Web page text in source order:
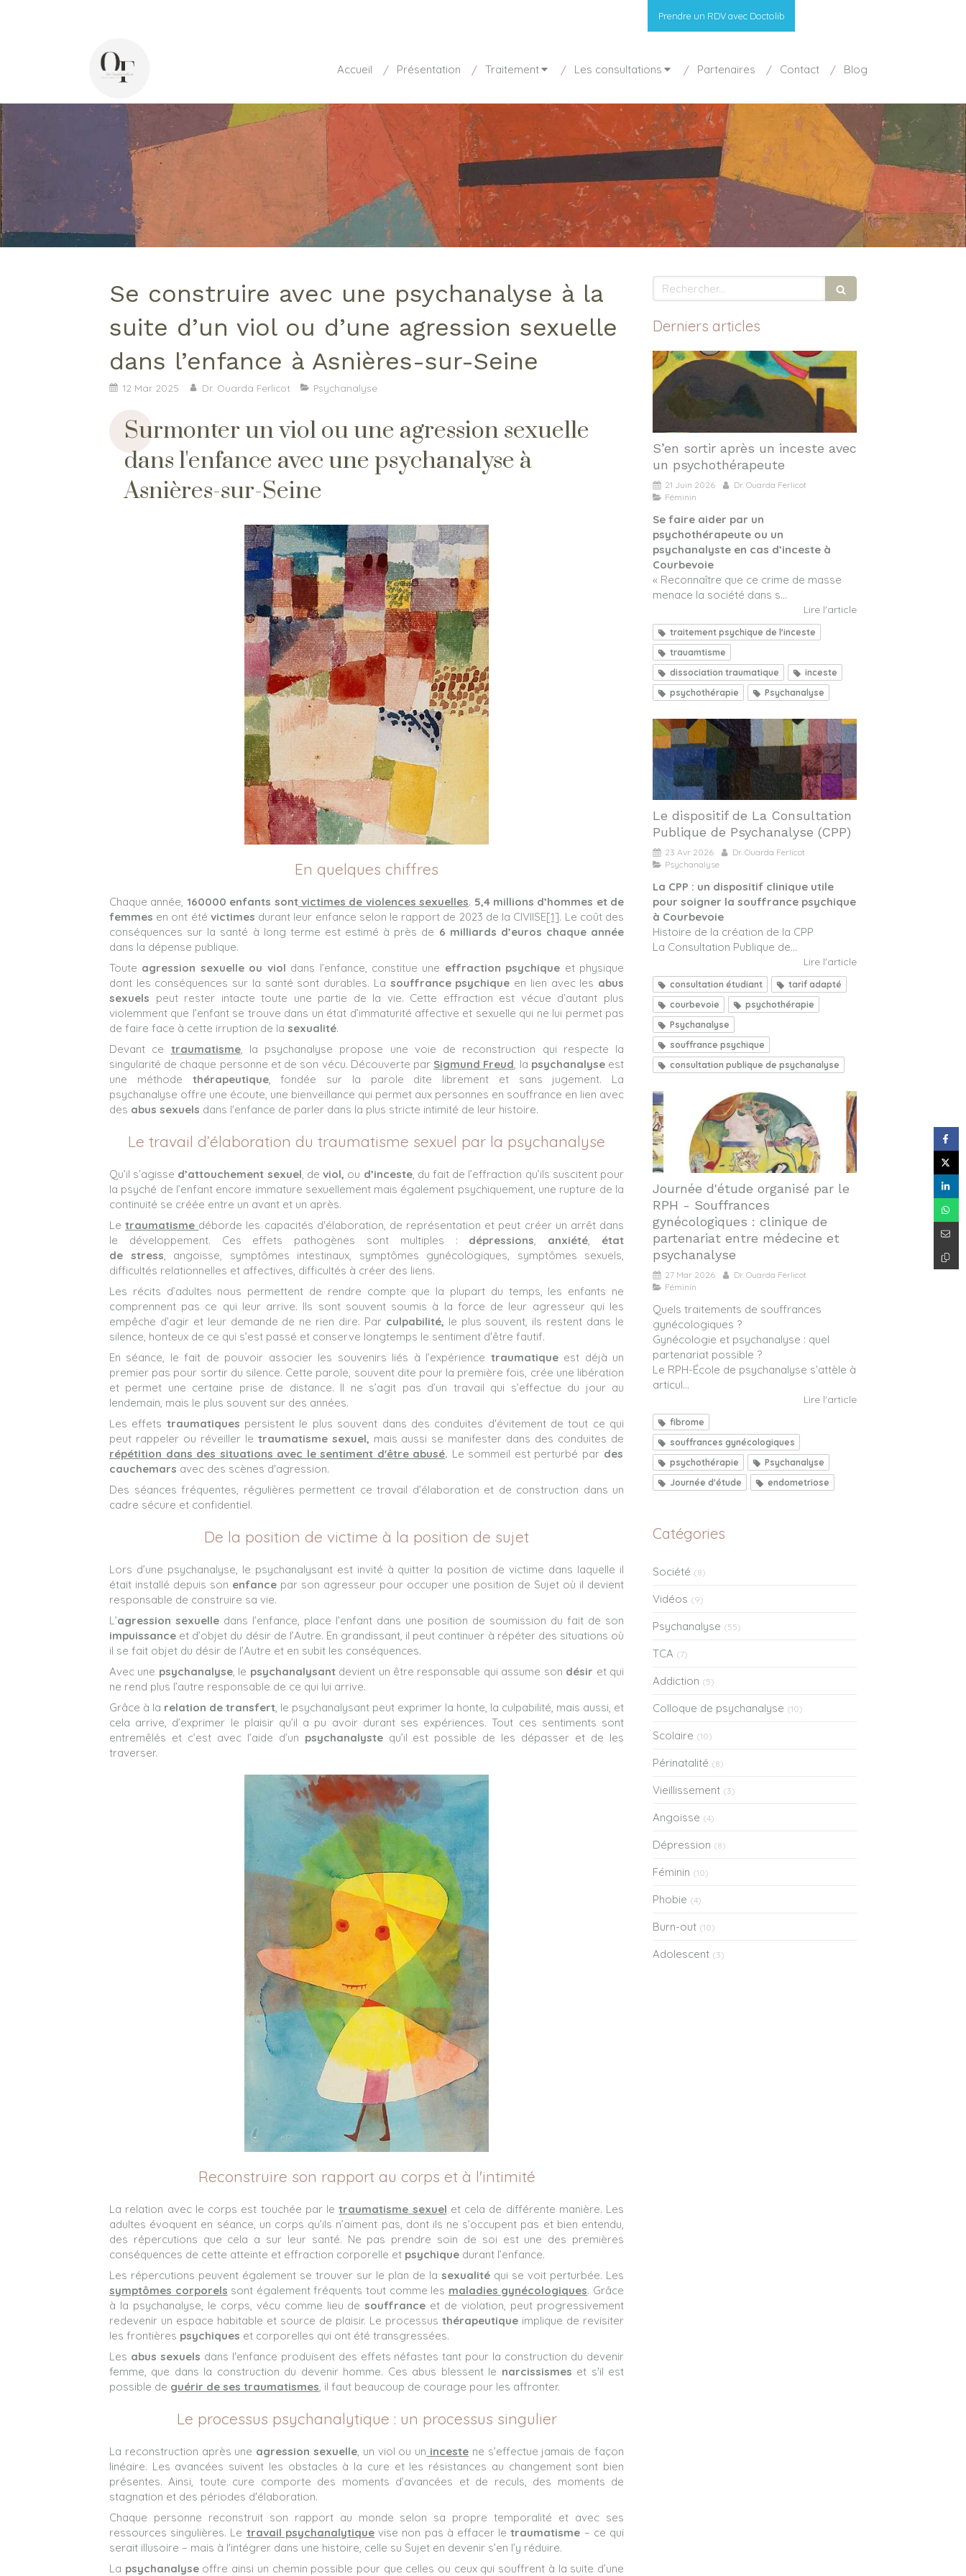
Prendre un RDV avec Doctolib
Accueil Présentation Traitement Les consultations Partenaires Contact Blog
Se construire avec une psychanalyse à la
suite d’un viol ou d’une agression sexuelle
dans l’enfance à Asnières-sur-Seine
12 Mar 2025 Dr. Ouarda Ferlicot Psychanalyse
Surmonter un viol ou une agression sexuelle
dans l'enfance avec une psychanalyse à
Asnières-sur-Seine
En quelques chiffres
Chaque année, 160000 enfants sontvictimes de violences sexuelles. 5,4 millions d’hommes et de
femmes en ont été victimes durant leur enfance selon le rapport de 2023 de la CIVIISE[1]. Le coût des
conséquences sur la santé à long terme est estimé à près de 6 milliards d’euros chaque année
dans la dépense publique.
Toute agression sexuelle ou viol dans l’enfance, constitue une effraction psychique et physique
dont les conséquences sur la santé sont durables. La souffrance psychique en lien avec les abus
sexuels peut rester intacte toute une partie de la vie. Cette effraction est vécue d’autant plus
violemment que l’enfant se trouve dans un état d’immaturité affective et sexuelle qui ne lui permet pas
de faire face à cette irruption de la sexualité.
Devant ce traumatisme, la psychanalyse propose une voie de reconstruction qui respecte la
singularité de chaque personne et de son vécu. Découverte par Sigmund Freud, la psychanalyseest
une méthode thérapeutique, fondée sur la parole dite librement et sans jugement. La
psychanalyse offre une écoute, une bienveillance qui permet aux personnes en souffrance en lien avec
des abus sexuels dans l'enfance de parler dans la plus stricte intimité de leur histoire.
Le travail d’élaboration du traumatisme sexuel par la psychanalyse
Qu’il s’agisse d’attouchement sexuel, deviol, ou d’inceste, du fait de l’effraction qu’ils suscitent pour
la psyché de l’enfant encore immature sexuellement mais également psychiquement, une rupture de la
continuité se créée entre un avant et un après.
Letraumatisme déborde les capacités d'élaboration, de représentation et peut créer un arrêt dans
le développement. Ces effets pathogènes sont multiples : dépressions, anxiété, état
de stress, angoisse, symptômes intestinaux, symptômes gynécologiques, symptômes sexuels,
difficultés relationnelles et affectives, difficultés à créer des liens.
Les récits d’adultes nous permettent de rendre compte que la plupart du temps, les enfants ne
comprennent pas ce qui leur arrive. Ils sont souvent soumis à la force de leur agresseur qui les
empêche d’agir et leur demande de ne rien dire. Par culpabilité, le plus souvent, ils restent dans le
silence, honteux de ce qui s’est passé et conserve longtemps le sentiment d'être fautif.
En séance, le fait de pouvoir associer les souvenirs liés à l’expérience traumatique est déjà un
premier pas pour sortir du silence. Cette parole, souvent dite pour la première fois, crée une libération
et permet une certaine prise de distance. Il ne s’agit pas d’un travail qui s’effectue du jour au
lendemain, mais le plus souvent sur des années.
Les effets traumatiques persistent le plus souvent dans des conduites d'évitement de tout ce qui
peut rappeler ou réveiller le traumatisme sexuel, mais aussi se manifester dans des conduites de
répétition dans des situations avec le sentiment d'être abusé. Le sommeil est perturbé pardes
cauchemars avec des scènes d'agression.
Des séances fréquentes, régulières permettent ce travail d’élaboration et de construction dans un
cadre sécure et confidentiel.
De la position de victime à la position de sujet
Lors d’une psychanalyse, le psychanalysant est invité à quitter la position de victime dans laquelle il
était installé depuis son enfance par son agresseur pour occuper une position de Sujet où il devient
responsable de construire sa vie.
L’agression sexuelle dans l’enfance, place l’enfant dans une position de soumission du fait de son
impuissance et d’objet du désir de l’Autre. En grandissant, il peut continuer à répéter des situations où
il se fait objet du désir de l’Autre et en subit les conséquences.
Avec une psychanalyse, le psychanalysantdevient un être responsable qui assume son désir et qui
ne rend plus l’autre responsable de ce qui lui arrive.
Grâce à la relation de transfert, le psychanalysant peut exprimer la honte, la culpabilité, mais aussi, et
cela arrive, d’exprimer le plaisir qu’il a pu avoir durant ses expériences. Tout ces sentiments sont
entremêlés et c’est avec l’aide d’un psychanalystequ’il est possible de les dépasser et de les
traverser.
Reconstruire son rapport au corps et à l'intimité
La relation avec le corps est touchée par letraumatisme sexuel et cela de différente manière. Les
adultes évoquent en séance, un corps qu’ils n’aiment pas, dont ils ne s’occupent pas et bien entendu,
des répercutions que cela a sur leur santé. Ne pas prendre soin de soi est une des premières
conséquences de cette atteinte et effraction corporelle et psychique durant l’enfance.
Les répercutions peuvent également se trouver sur le plan de la sexualité qui se voit perturbée. Les
symptômes corporels sont également fréquents tout comme les maladies gynécologiques. Grâce
à la psychanalyse, le corps, vécu comme lieu desouffrance et de violation, peut progressivement
redevenir un espace habitable et source de plaisir. Le processus thérapeutique implique de revisiter
les frontières psychiques et corporelles qui ont été transgressées.
Les abus sexuels dans l'enfance produisent des effets néfastes tant pour la construction du devenir
femme, que dans la construction du devenir homme. Ces abus blessent le narcissismes et s'il est
possible de guérir de ses traumatismes, il faut beaucoup de courage pour les affronter.
Le processus psychanalytique : un processus singulier
La reconstruction après une agression sexuelle, un viol ou un inceste ne s’effectue jamais de façon
linéaire. Les avancées suivent les obstacles à la cure et les résistances au changement sont bien
présentes. Ainsi, toute cure comporte des moments d’avancées et de reculs, des moments de
stagnation et des périodes d'élaboration.
Chaque personne reconstruit son rapport au monde selon sa propre temporalité et avec ses
ressources singulières. Le travail psychanalytiquevise non pas à effacer letraumatisme – ce qui
serait illusoire – mais à l'intégrer dans une histoire, celle su Sujet en devenir s’en l’y réduire.
La psychanalyseoffre ainsi un chemin possible pour que celles ou ceux qui souffrent à la suite d’une
Rechercher
Derniers articles
S’en sortir après un inceste avec
un psychothérapeute
21 Juin 2026
Dr. Ouarda Ferlicot
Féminin
Se faire aider par un
psychothérapeute ou un
psychanalyste en cas d’inceste à
Courbevoie
« Reconnaître que ce crime de masse
menace la société dans s...
Lire l'article
traitement psychique de l'inceste
trauamtisme
dissociation traumatique
inceste
psychothérapie
Psychanalyse
Le dispositif de La Consultation
Publique de Psychanalyse (CPP)
23 Avr 2026
Dr. Ouarda Ferlicot
Psychanalyse
La CPP : un dispositif clinique utile
pour soigner la souffrance psychique
à Courbevoie
Histoire de la création de la CPP
La Consultation Publique de...
Lire l'article
consultation étudiant
tarif adapté
courbevoie
psychothérapie
Psychanalyse
souffrance psychique
consultation publique de psychanalyse
Journée d'étude organisé par le
RPH - Souffrances
gynécologiques : clinique de
partenariat entre médecine et
psychanalyse
27 Mar 2026
Dr. Ouarda Ferlicot
Féminin
Quels traitements de souffrances
gynécologiques ?
Gynécologie et psychanalyse : quel
partenariat possible ?
Le RPH-École de psychanalyse s’attèle à
articul...
Lire l'article
fibrome
souffrances gynécologiques
psychothérapie
Psychanalyse
Journée d'étude
endometriose
Catégories
Société (8)
Vidéos (9)
Psychanalyse (55)
TCA (7)
Addiction (5)
Colloque de psychanalyse (10)
Scolaire (10)
Périnatalité (8)
Vieillissement (3)
Angoisse (4)
Dépression (8)
Féminin (10)
Phobie (4)
Burn-out (10)
Adolescent (3)